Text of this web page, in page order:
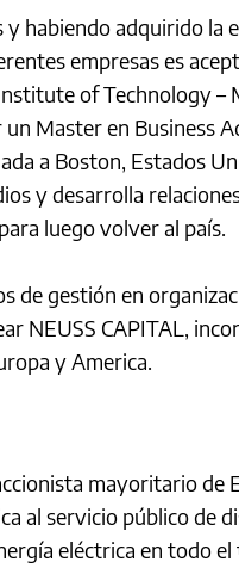
y habiendo adquirido la
empresas es
of Technology –
Master en Business
a Boston, Estados
y desarrolla
luego volver al país.
de gestión en
NEUSS CAPITAL,
y America.
mayoritario de
al servicio público de
eléctrica en todo